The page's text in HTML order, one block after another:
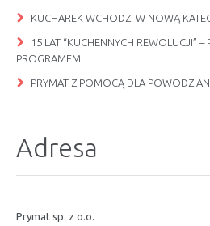
KUCHAREK WCHODZI W NOWĄ
15 LAT “KUCHENNYCH REWOLUCJI” –
PROGRAMEM!
PRYMAT Z POMOCĄ DLA POWODZIAN
Adresa
Prymat sp. z o.o.